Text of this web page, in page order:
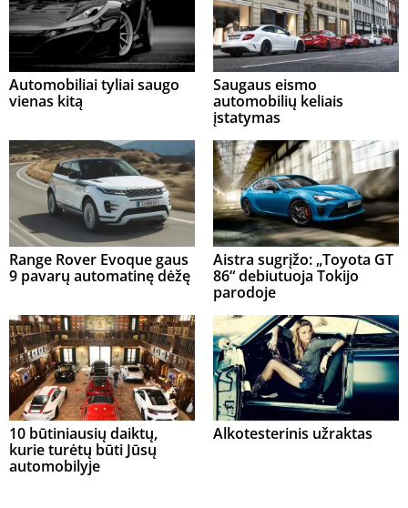
Automobiliai tyliai saugo
vienas kitą
Saugaus eismo
automobilių keliais
įstatymas
Range Rover Evoque gaus
9 pavarų automatinę dėžę
Aistra sugrįžo: „Toyota GT
86“ debiutuoja Tokijo
parodoje
10 būtiniausių daiktų,
kurie turėtų būti Jūsų
automobilyje
Alkotesterinis užraktas